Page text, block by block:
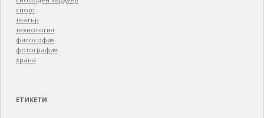
спорт
театър
технология
философия
фотография
храна
ЕТИКЕТИ